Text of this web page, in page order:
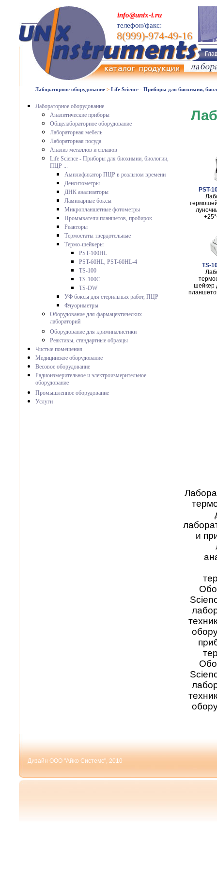
info@unix-i.ru
телефон/факс:
8(999)-974-49-16
Лабораторное оборудование > Life Science - Приборы для биохимии,
Лабораторное оборудование
Аналитические приборы
Общелабораторное оборудование
Лабораторная мебель
Лабораторная посуда
Анализ металлов и сплавов
Life Science - Приборы для биохимии, биологии,
ПЦР ...
Амплификатор ПЦР в реальном времени
Денситометры
ДНК анализаторы
Ламинарные боксы
Микропланшетные фотометры
Промыватели планшетов, пробирок
Реакторы
Термостаты твердотельные
Термо-шейкеры
PST-100HL
PST-60HL, PST-60HL-4
TS-100
TS-100C
TS-DW
УФ боксы для стерильных работ, ПЦР
Флуориметры
Оборудование для фармацевтических
лабораторий
Оборудование для криминалистики
Реактивы, стандартные образцы
Чистые помещения
Медицинское оборудование
Весовое оборудование
Радиоизмерительное и электроизмерительное
оборудование
Промышленное оборудование
Услуги
PST-
TS-
шейкер
и
Дизайн ООО "Айко Системс", 2010